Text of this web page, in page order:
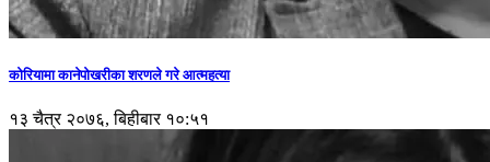
कोरियामा कानेपोखरीका शरणले गरे आत्महत्या
१३ चैत्र २०७६, बिहीबार १०:५१